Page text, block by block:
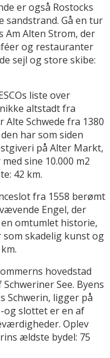
er også Rostocks
sandstrand. Gå en tur
Am Alten Strom, der
og restauranter
sejl og store skibe:
liste over
altstadt fra
Schwede fra 1380
har som siden
på Alter Markt,
sine 10.000 m2
42 km.
fra 1558 berømt
Engel, der
omtumlet historie,
skadelig kunst og
hovedstad
See. Byens
Schwerin, ligger på
og slottet er en af
Oplev
ældste bydel: 75